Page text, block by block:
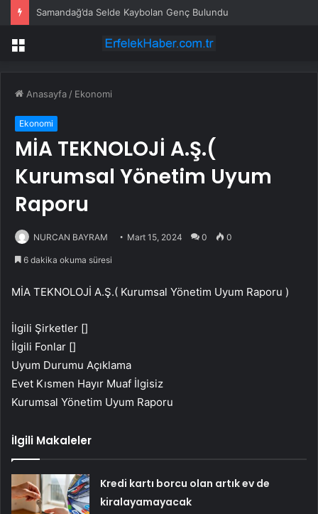
Samandağ’da Selde Kaybolan Genç Bulundu
Menü
Anasayfa / Ekonomi
Ekonomi
MİA TEKNOLOJİ A.Ş.(
Kurumsal Yönetim Uyum
Raporu
NURCAN BAYRAM Mart 15, 2024 0 0
6 dakika okuma süresi
MİA TEKNOLOJİ A.Ş.( Kurumsal Yönetim Uyum Raporu )
İlgili Şirketler []
İlgili Fonlar []
Uyum Durumu Açıklama
Evet Kısmen Hayır Muaf İlgisiz
Kurumsal Yönetim Uyum Raporu
İlgili Makaleler
Kredi kartı borcu olan artık ev de
kiralayamayacak